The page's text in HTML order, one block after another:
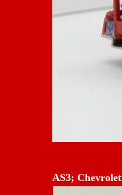
AS3; Chevrolet